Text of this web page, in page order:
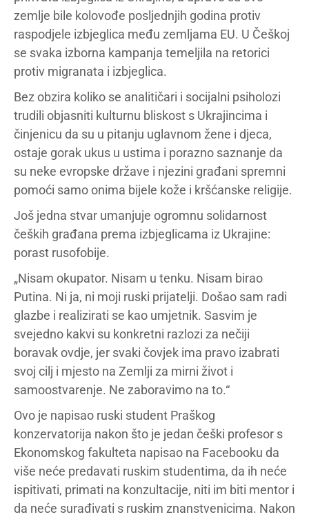
zemlje bile kolovođe posljednjih godina protiv
raspodjele izbjeglica među zemljama EU. U Češkoj
se svaka izborna kampanja temeljila na retorici
protiv migranata i izbjeglica.
Bez obzira koliko se analitičari i socijalni psiholozi
trudili objasniti kulturnu bliskost s Ukrajincima i
činjenicu da su u pitanju uglavnom žene i djeca,
ostaje gorak ukus u ustima i porazno saznanje da
su neke evropske države i njezini građani spremni
pomoći samo onima bijele kože i kršćanske religije.
Još jedna stvar umanjuje ogromnu solidarnost
čeških građana prema izbjeglicama iz Ukrajine:
porast rusofobije.
„Nisam okupator. Nisam u tenku. Nisam birao
Putina. Ni ja, ni moji ruski prijatelji. Došao sam radi
glazbe i realizirati se kao umjetnik. Sasvim je
svejedno kakvi su konkretni razlozi za nečiji
boravak ovdje, jer svaki čovjek ima pravo izabrati
svoj cilj i mjesto na Zemlji za mirni život i
samoostvarenje. Ne zaboravimo na to.“
Ovo je napisao ruski student Praškog
konzervatorija nakon što je jedan češki profesor s
Ekonomskog fakulteta napisao na Facebooku da
više neće predavati ruskim studentima, da ih neće
ispitivati, primati na konzultacije, niti im biti mentor i
da neće surađivati s ruskim znanstvenicima. Nakon